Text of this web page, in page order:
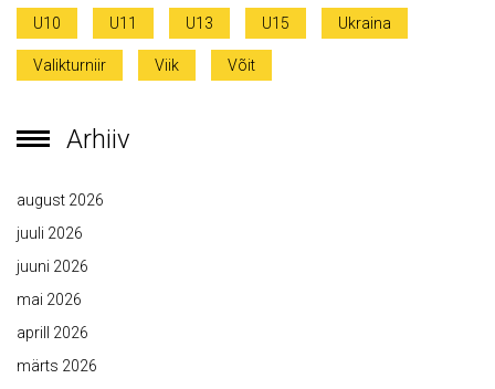
U10 U11 U13 U15 Ukraina
Valikturniir Viik Võit
Arhiiv
august 2026
juuli 2026
juuni 2026
mai 2026
aprill 2026
märts 2026